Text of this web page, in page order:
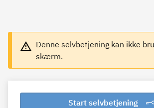
Denne selvbetjening kan ikke
skærm.
Start selvbetjening